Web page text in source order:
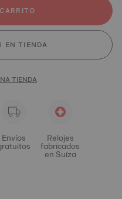
EN TIENDA
TIENDA
Envíos Relojes
fabricados
en Suiza